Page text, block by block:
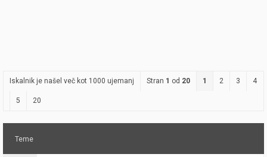
Iskalnik je našel več kot 1000 ujemanj Stran 1 od 20 1 2 3 4
5 20
Teme